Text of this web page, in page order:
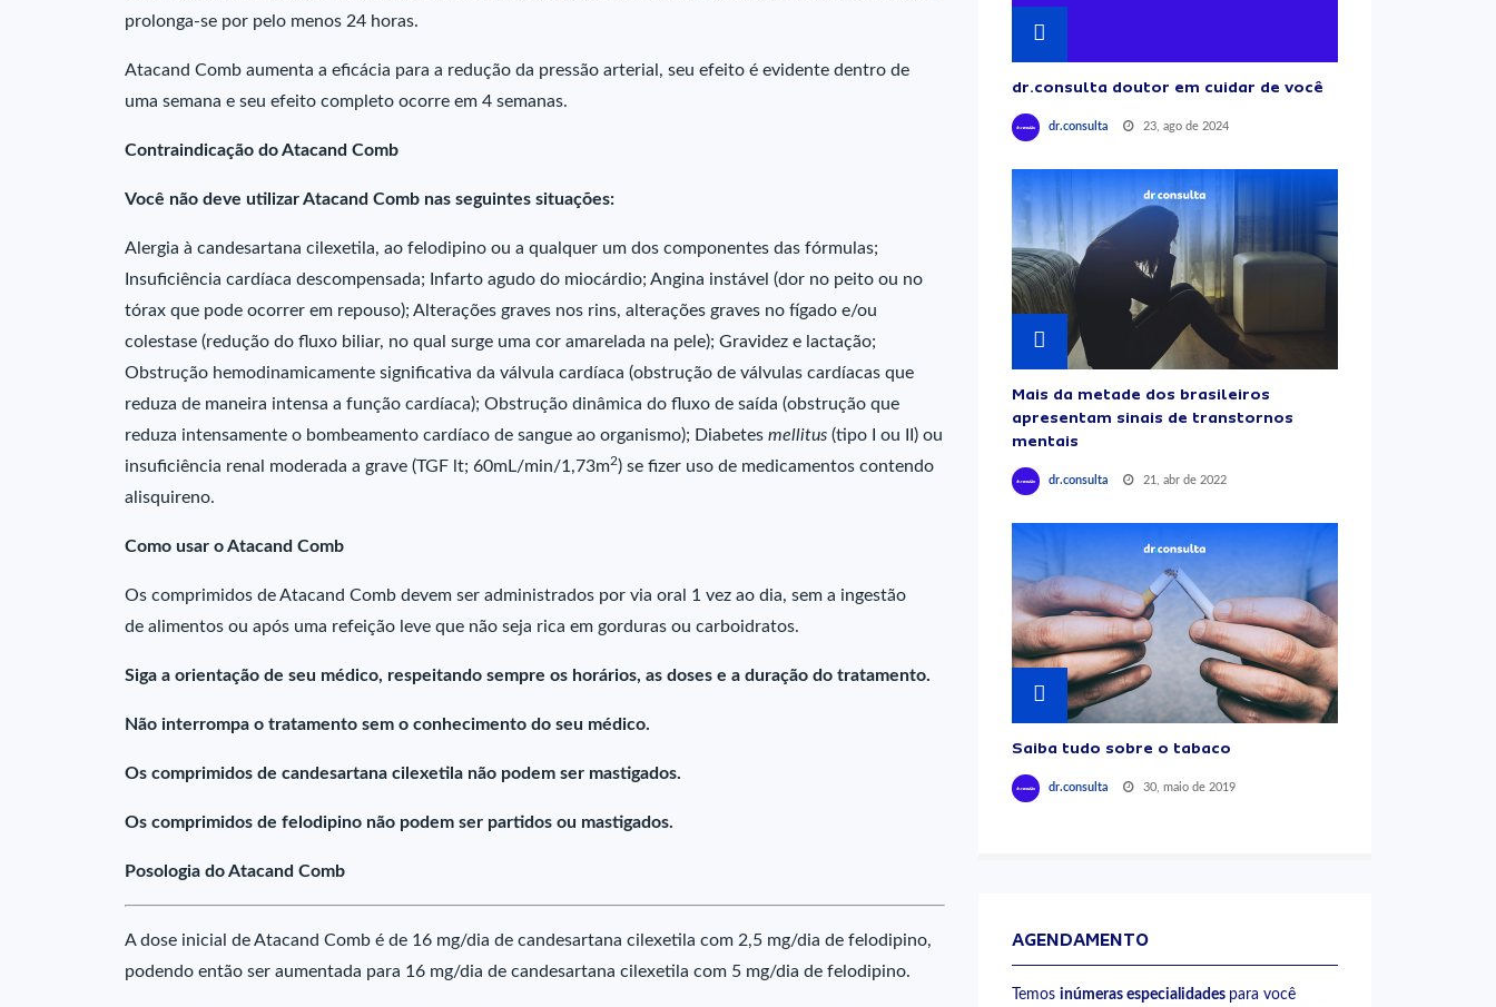
prolonga-se por pelo menos 24 horas.
Atacand Comb aumenta a eficácia para a redução da pressão arterial, seu efeito é evidente dentro de
uma semana e seu efeito completo ocorre em 4 semanas.
Contraindicação do Atacand Comb
Você não deve utilizar Atacand Comb nas seguintes situações:
Alergia à candesartana cilexetila, ao felodipino ou a qualquer um dos componentes das fórmulas;
Insuficiência cardíaca descompensada; Infarto agudo do miocárdio; Angina instável (dor no peito ou no
tórax que pode ocorrer em repouso); Alterações graves nos rins, alterações graves no fígado e/ou
colestase (redução do fluxo biliar, no qual surge uma cor amarelada na pele); Gravidez e lactação;
Obstrução hemodinamicamente significativa da válvula cardíaca (obstrução de válvulas cardíacas que
reduza de maneira intensa a função cardíaca); Obstrução dinâmica do fluxo de saída (obstrução que
reduza intensamente o bombeamento cardíaco de sangue ao organismo); Diabetes mellitus (tipo I ou II) ou
insuficiência renal moderada a grave (TGF lt; 60mL/min/1,73m2) se fizer uso de medicamentos contendo
alisquireno.
Como usar o Atacand Comb
Os comprimidos de Atacand Comb devem ser administrados por via oral 1 vez ao dia, sem a ingestão
de alimentos ou após uma refeição leve que não seja rica em gorduras ou carboidratos.
Siga a orientação de seu médico, respeitando sempre os horários, as doses e a duração do tratamento.
Não interrompa o tratamento sem o conhecimento do seu médico.
Os comprimidos de candesartana cilexetila não podem ser mastigados.
Os comprimidos de felodipino não podem ser partidos ou mastigados.
Posologia do Atacand Comb
A dose inicial de Atacand Comb é de 16 mg/dia de candesartana cilexetila com 2,5 mg/dia de felodipino,
podendo então ser aumentada para 16 mg/dia de candesartana cilexetila com 5 mg/dia de felodipino.
dr.consulta doutor em cuidar de você
dr.consulta 23, ago de 2024
Mais da metade dos brasileiros
apresentam sinais de transtornos
mentais
dr.consulta 21, abr de 2022
Saiba tudo sobre o tabaco
dr.consulta 30, maio de 2019
AGENDAMENTO
Temos inúmeras especialidades para você